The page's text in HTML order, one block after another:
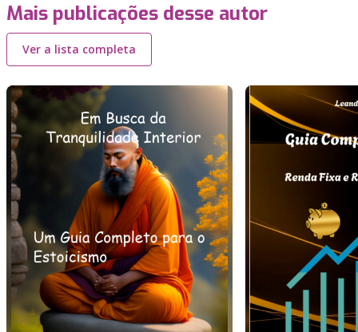
Mais publicações desse autor
Ver a lista completa